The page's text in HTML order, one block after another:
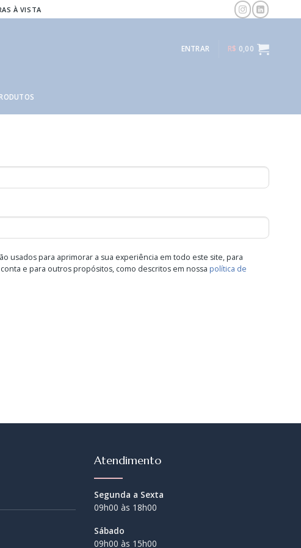
À VISTA
ENTRAR R$ 0,00
usados para aprimorar a sua experiência em todo este site, para
e para outros propósitos, como descritos em nossa política de
Atendimento
Segunda a Sexta
09h00 às 18h00
Sábado
09h00 às 15h00